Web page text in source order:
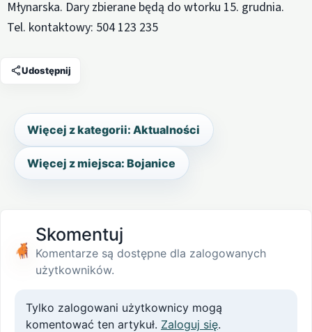
Młynarska. Dary zbierane będą do wtorku 15. grudnia.
Tel. kontaktowy: 504 123 235
Udostępnij
Więcej z kategorii: Aktualności
Więcej z miejsca: Bojanice
Skomentuj
Komentarze są dostępne dla zalogowanych
użytkowników.
Tylko zalogowani użytkownicy mogą
komentować ten artykuł. Zaloguj się.